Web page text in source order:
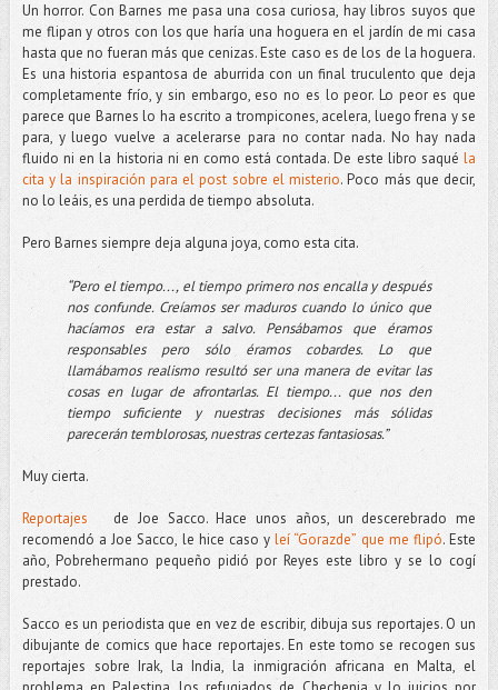
Un horror. Con Barnes me pasa una cosa curiosa, hay libros suyos que
me flipan y otros con los que haría una hoguera en el jardín de mi casa
hasta que no fueran más que cenizas. Este caso es de los de la hoguera.
Es una historia espantosa de aburrida con un final truculento que deja
completamente frío, y sin embargo, eso no es lo peor. Lo peor es que
parece que Barnes lo ha escrito a trompicones, acelera, luego frena y se
para, y luego vuelve a acelerarse para no contar nada. No hay nada
fluido ni en la historia ni en como está contada. De este libro saquéla
cita y la inspiración para el post sobre el misterio. Poco más que decir,
no lo leáis, es una perdida de tiempo absoluta.
Pero Barnes siempre deja alguna joya, como esta cita.
“Pero el tiempo..., el tiempo primero nos encalla y después
nos confunde. Creíamos ser maduros cuando lo único que
hacíamos era estar a salvo. Pensábamos que éramos
responsables pero sólo éramos cobardes. Lo que
llamábamos realismo resultó ser una manera de evitar las
cosas en lugar de afrontarlas. El tiempo... que nos den
tiempo suficiente y nuestras decisiones más sólidas
parecerán temblorosas, nuestras certezas fantasiosas.”
Muy cierta.
Reportajes
de Joe Sacco. Hace unos años, un descerebrado me
recomendó a Joe Sacco, le hice caso yleí “Gorazde” que me flipó. Este
año, Pobrehermano pequeño pidió por Reyes este libro y se lo cogí
prestado.
Sacco es un periodista que en vez de escribir, dibuja sus reportajes. O un
dibujante de comics que hace reportajes. En este tomo se recogen sus
reportajes sobre Irak, la India, la inmigración africana en Malta, el